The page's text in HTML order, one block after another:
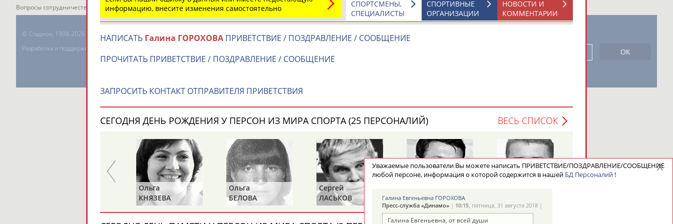
Вопросы сотрудничества и совместной деятельностиinform@infosport.ru
© Стадион, 1998-2026
Разработка и поддержка ООО НАИТ «Стадион»
информацию, внесите изменения самостоятельно
НОВОСТИ И
КОММЕНТАРИИ
СПОРТИВНЫЕ
ОРГАНИЗАЦИИ
СПОРТСМЕНЫ,
СПЕЦИАЛИСТЫ
НАПИСАТЬ Галина ГОРОХОВА ПРИВЕТСТВИЕ / ПОЗДРАВЛЕНИЕ / СООБЩЕНИЕ
ПРОЧИТАТЬ ПРИВЕТСТВИЕ / ПОЗДРАВЛЕНИЕ / СООБЩЕНИЕ
ЗАПРОСИТЬ КОНТАКТ ОТПРАВИТЕЛЯ ПРИВЕТСТВИЯ
СЕГОДНЯ ДЕНЬ РОЖДЕНИЯ У ПЕРСОН ИЗ МИРА СПОРТА (25 ПЕРСОНАЛИЙ) ВЕСЬ СПИСОК
Ольга
КНЯЗЕВА
Ольга
БЕЛОВА
Сергей
ЛАСЬКОВ
СИДОРКЕВИЧ
Уважаемые пользователи Вы можете написать ПРИВЕТСТВИЕ/ПОЗДРАВЛЕНИЕ/СООБЩЕНИЕ
любой персоне, информация о которой содержится в нашей БД Персоналий !
Галина Евгеньевна ГОРОХОВА
Пресс-служба «Динамо» | 10:15, пятница, 31 августа 2018 |
Галина Евгеньевна, от всей души